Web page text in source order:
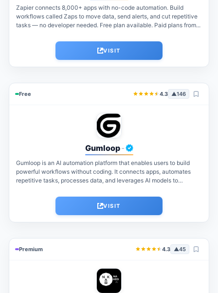
Zapier connects 8,000+ apps with no-code automation. Build
workflows called Zaps to move data, send alerts, and cut repetitive
tasks — no developer needed. Free plan available. Paid plans from...
VISIT
Free 4.3 ▲146
Gumloop-
Gumloop is an AI automation platform that enables users to build
powerful workflows without coding. It connects apps, automates
repetitive tasks, processes data, and leverages AI models to
VISIT
Premium 4.3 ▲45